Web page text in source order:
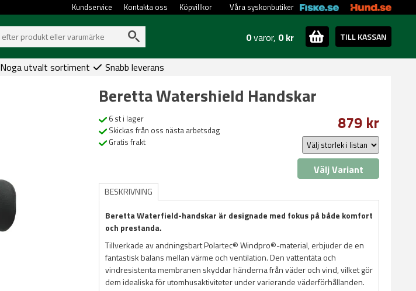
Våra syskonbutiker
Köpvillkor
Kontakta oss
Kundservice
0varor, 0 kr TILL KASSAN
Noga utvalt sortiment Snabb leverans
Beretta Watershield Handskar
6 st i lager
Skickas från oss nästa arbetsdag
Gratis frakt
879 kr
Välj Variant
BESKRIVNING
Beretta Waterfield-handskar är designade med fokus på både komfort
och prestanda.
Tillverkade av andningsbart Polartec® Windpro®-material, erbjuder de en
fantastisk balans mellan värme och ventilation. Den vattentäta och
vindresistenta membranen skyddar händerna från väder och vind, vilket gör
dem idealiska för utomhusaktiviteter under varierande väderförhållanden.